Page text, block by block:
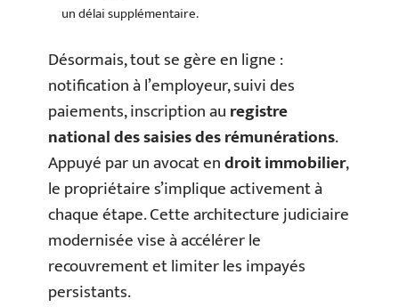
un délai supplémentaire.
Désormais, tout se gère en ligne :
notification à l’employeur, suivi des
paiements, inscription auregistre
national des saisies des rémunérations.
Appuyé par un avocat endroit immobilier,
le propriétaire s’implique activement à
chaque étape. Cette architecture judiciaire
modernisée vise à accélérer le
recouvrement et limiter les impayés
persistants.